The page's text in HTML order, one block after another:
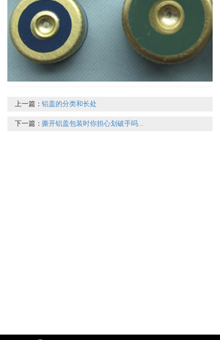
上一篇：铝盖的分类和长处
下一篇：撕开铝盖包装时你担心划破手吗...